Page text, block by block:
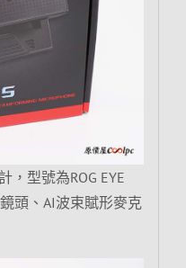
型號為ROG EYE
頭、AI波束賦形麥克